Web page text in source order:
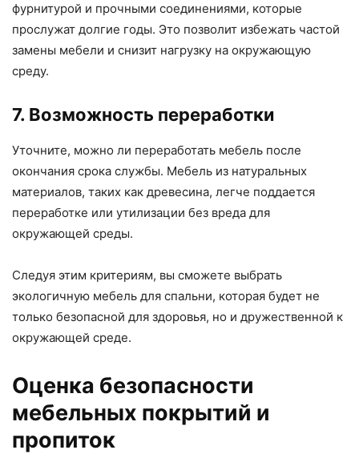
фурнитурой и прочными соединениями, которые
прослужат долгие годы. Это позволит избежать частой
замены мебели и снизит нагрузку на окружающую
среду.
7. Возможность переработки
Уточните, можно ли переработать мебель после
окончания срока службы. Мебель из натуральных
материалов, таких как древесина, легче поддается
переработке или утилизации без вреда для
окружающей среды.
Следуя этим критериям, вы сможете выбрать
экологичную мебель для спальни, которая будет не
только безопасной для здоровья, но и дружественной к
окружающей среде.
Оценка безопасности
мебельных покрытий и
пропиток